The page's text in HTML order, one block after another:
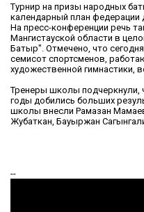
Турнир на призы народных
календарный план федерации
На пресс-конференции речь
Мангистауской области в
Батыр". Отмечено, что
семисот спортсменов,
художественной гимнастики,
Тренеры школы подчеркнули,
годы добились больших
школы внесли Рамазан
Жубаткан, Бауыржан
--